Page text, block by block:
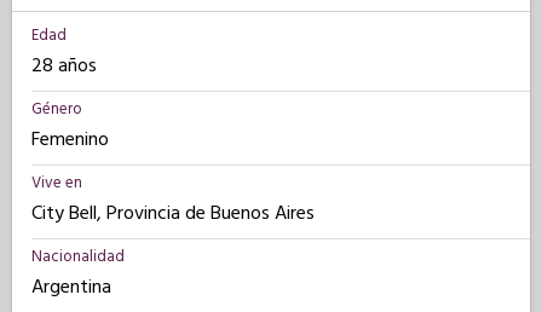
Edad
28 años
Género
Femenino
Vive en
City Bell, Provincia de Buenos Aires
Nacionalidad
Argentina